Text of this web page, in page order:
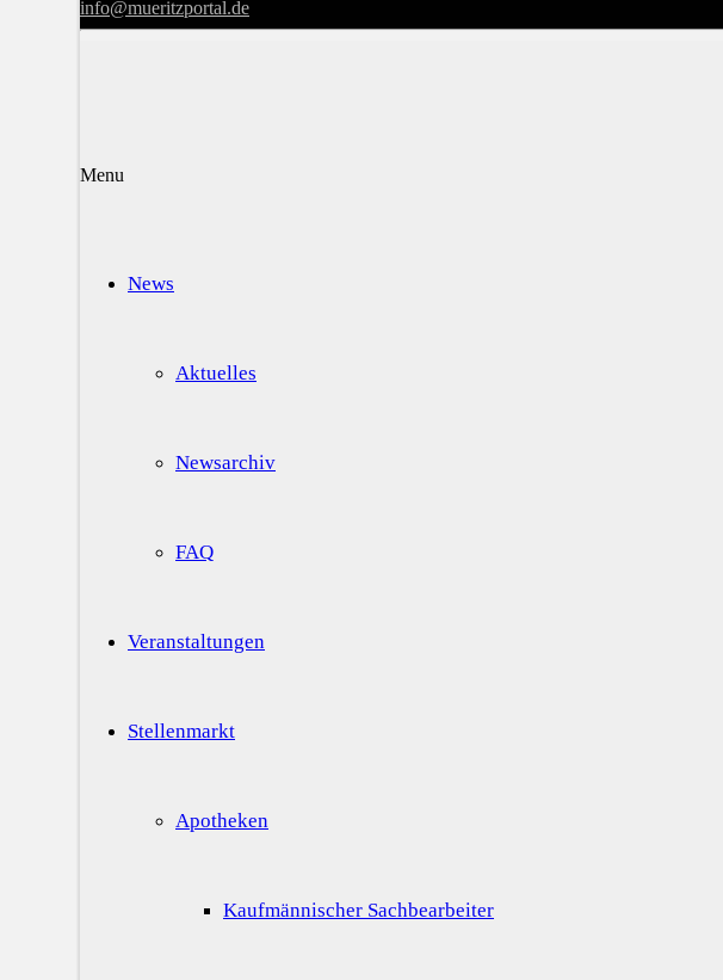
info@mueritzportal.de
Menu
News
Aktuelles
Newsarchiv
FAQ
Veranstaltungen
Stellenmarkt
Apotheken
Kaufmännischer Sachbearbeiter